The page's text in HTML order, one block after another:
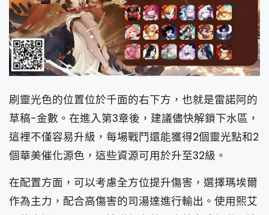
刷靈光色的位置位於千面的右下方，也就是雷諾阿的
草稿-金數。在進入第3章後，建議儘快解鎖下水區，
這裡不僅容易升級，每場戰鬥還能獲得2個靈光點和2
個華美催化源色，這些資源可用於升至32級。
在配置方面，可以考慮全方位提升傷害，選擇瑪埃爾
作為主力，配合高傷害的司湯達進行輸出。使用熙艾